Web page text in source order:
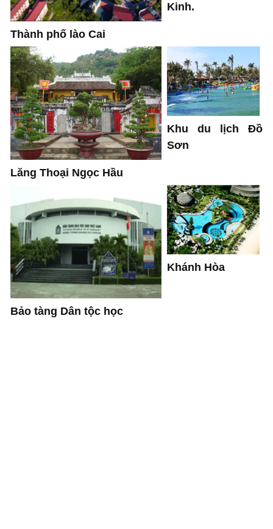
Thành phố lào Cai
Kinh.
Lăng Thoại Ngọc Hầu
Khu du lịch Đồ
Sơn
Bảo tàng Dân tộc học
Khánh Hòa